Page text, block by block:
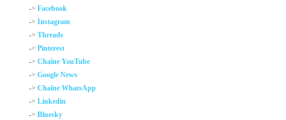
->Facebook
->Instagram
->Threads
->Pinterest
->Chaîne YouTube
->Google News
->Chaîne WhatsApp
->Linkedin
->Bluesky